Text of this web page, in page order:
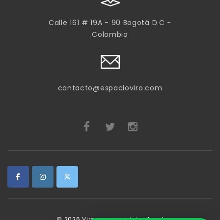
Calle 161 # 19A - 90 Bogotá D.C -
Colombia
contacto@espacioviro.com